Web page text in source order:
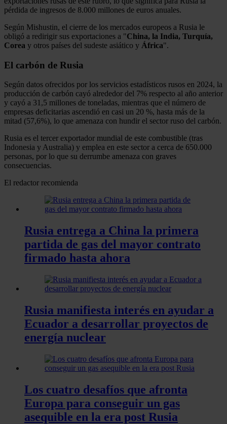
pérdida de ingresos de 8.000 millones de euros anuales.
Según Mishustin, el cierre de los mercados europeos a Rusia le
obligó a redirigir sus exportaciones a "China, la India, Turquía,
Corea y otros países del sudeste asiático y África".
El carbón de Rusia
Según datos ofrecidos por los servicios estadísticos rusos en 2024, la
producción de carbón cayó alrededor del 7% respecto al año anterior
y cayó a 31,5 millones de toneladas, mientras que el número de
empresas deficitarias ascendió en casi un 20 %, hasta más de la
mitad (57,6%), lo que amenaza con hundir el sector ruso del carbón.
Rusia es el tercer exportador mundial de este combustible (tras
Indonesia y Australia) y emplea en este sector a cerca de 650.000
personas, por lo que su derrumbe amenaza con graves
consecuencias.
El redactor recomienda
Rusia entrega a China la primera
partida de gas del mayor contrato
firmado hasta ahora
Rusia manifiesta interés en ayudar a
Ecuador a desarrollar proyectos de
energía nuclear
Los cuatro desafíos que afronta
Europa para conseguir un gas
asequible en la era post Rusia